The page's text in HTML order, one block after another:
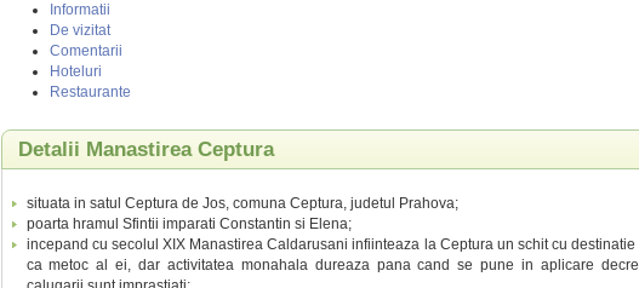
Informatii
De vizitat
Comentarii
Hoteluri
Restaurante
Detalii Manastirea Ceptura
situata in satul Ceptura de Jos, comuna Ceptura, judetul Prahova;
poarta hramul Sfintii imparati Constantin si Elena;
incepand cu secolul XIX Manastirea Caldarusani infiinteaza la Ceptura un schit cu
ca metoc al ei, dar activitatea monahala dureaza pana cand se pune in aplicare